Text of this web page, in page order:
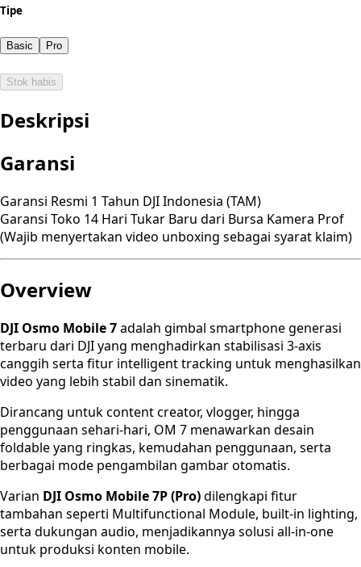
Tipe
Basic Pro
Stok habis
Deskripsi
Garansi
Garansi Resmi 1 Tahun DJI Indonesia (TAM)
Garansi Toko 14 Hari Tukar Baru dari Bursa Kamera Prof
(Wajib menyertakan video unboxing sebagai syarat klaim)
Overview
DJI Osmo Mobile 7adalah gimbal smartphone generasi
terbaru dari DJI yang menghadirkan stabilisasi 3-axis
canggih serta fitur intelligent tracking untuk menghasilkan
video yang lebih stabil dan sinematik.
Dirancang untuk content creator, vlogger, hingga
penggunaan sehari-hari, OM 7 menawarkan desain
foldable yang ringkas, kemudahan penggunaan, serta
berbagai mode pengambilan gambar otomatis.
Varian DJI Osmo Mobile 7P (Pro)dilengkapi fitur
tambahan seperti Multifunctional Module, built-in lighting,
serta dukungan audio, menjadikannya solusi all-in-one
untuk produksi konten mobile.